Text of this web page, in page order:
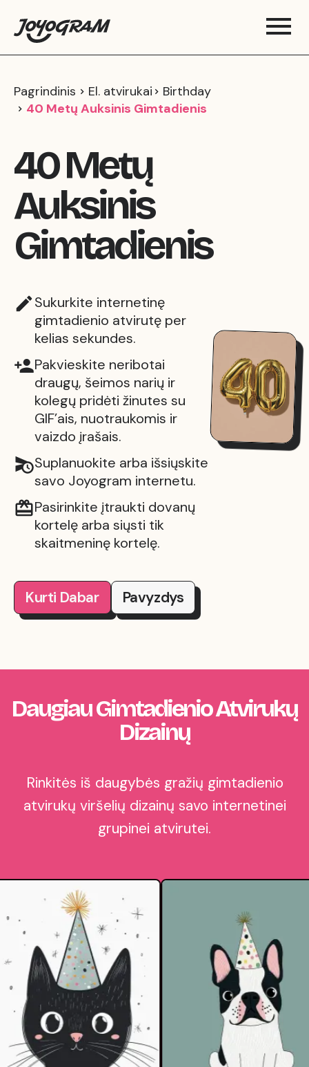
Pagrindinis El. atvirukai
Birthday
40 Metų Auksinis Gimtadienis
40 Metų
Auksinis
Gimtadienis
Sukurkite internetinę
gimtadienio atvirutę per
kelias sekundes.
Pakvieskite neribotai
draugų, šeimos narių ir
kolegų pridėti žinutes su
GIF’ais, nuotraukomis ir
vaizdo įrašais.
Suplanuokite arba išsiųskite
savo Joyogram internetu.
Pasirinkite įtraukti dovanų
kortelę arba siųsti tik
skaitmeninę kortelę.
Kurti Dabar Pavyzdys
Daugiau Gimtadienio Atvirukų
Dizainų
Rinkitės iš daugybės gražių gimtadienio
atvirukų viršelių dizainų savo internetinei
grupinei atvirutei.